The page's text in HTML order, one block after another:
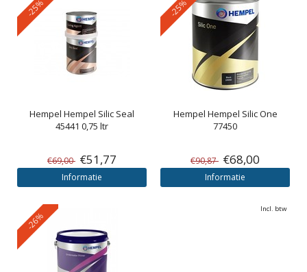
-25%
Hempel Hempel Silic Seal
45441 0,75 ltr
€69,00 €51,77
Informatie
-25%
Hempel Hempel Silic One
77450
€90,87 €68,00
Informatie
-26%
Incl. btw